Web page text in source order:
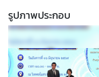
ก
า
ข่
รูปภาพประกอบ